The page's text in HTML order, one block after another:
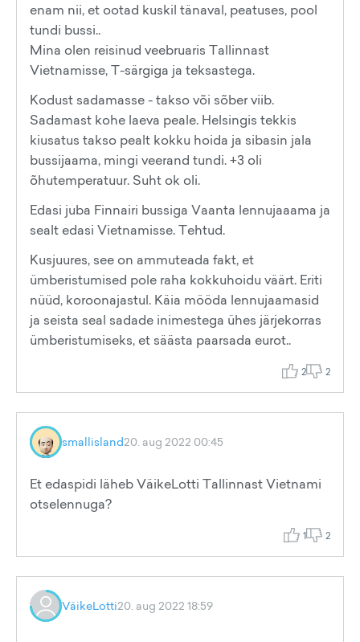
enam nii, et ootad kuskil tänaval, peatuses, pool
tundi bussi..
Mina olen reisinud veebruaris Tallinnast
Vietnamisse, T-särgiga ja teksastega.
Kodust sadamasse - takso või sõber viib.
Sadamast kohe laeva peale. Helsingis tekkis
kiusatus takso pealt kokku hoida ja sibasin jala
bussijaama, mingi veerand tundi. +3 oli
õhutemperatuur. Suht ok oli.
Edasi juba Finnairi bussiga Vaanta lennujaaama ja
sealt edasi Vietnamisse. Tehtud.
Kusjuures, see on ammuteada fakt, et
ümberistumised pole raha kokkuhoidu väärt. Eriti
nüüd, koroonajastul. Käia mööda lennujaamasid
ja seista seal sadade inimestega ühes järjekorras
ümberistumiseks, et säästa paarsada eurot..
2 2
smallisland20. aug 2022 00:45
Et edaspidi läheb VäikeLotti Tallinnast Vietnami
otselennuga?
1 2
VäikeLotti20. aug 2022 18:59